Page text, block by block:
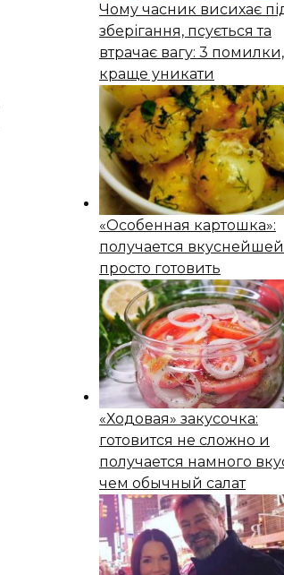
Чому часник висихає
зберігання, псується та
втрачає вагу: 3
краще уникати
«Особенная картошка»:
получается
просто готовить
«Ходовая» закусочка:
готовится не сложно и
получается намного
чем обычный салат